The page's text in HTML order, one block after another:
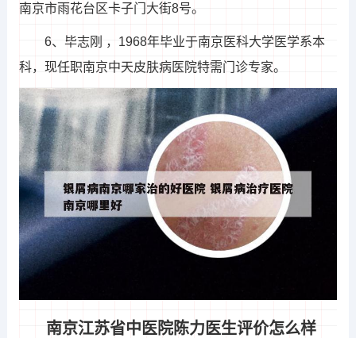
南京市雨花台区卡子门大街8号。
6、毕志刚 ，1968年毕业于南京医科大学医学系本
科，现任职南京中天皮肤病医院特需门诊专家。
南京江苏省中医院陈力医生评价怎么样